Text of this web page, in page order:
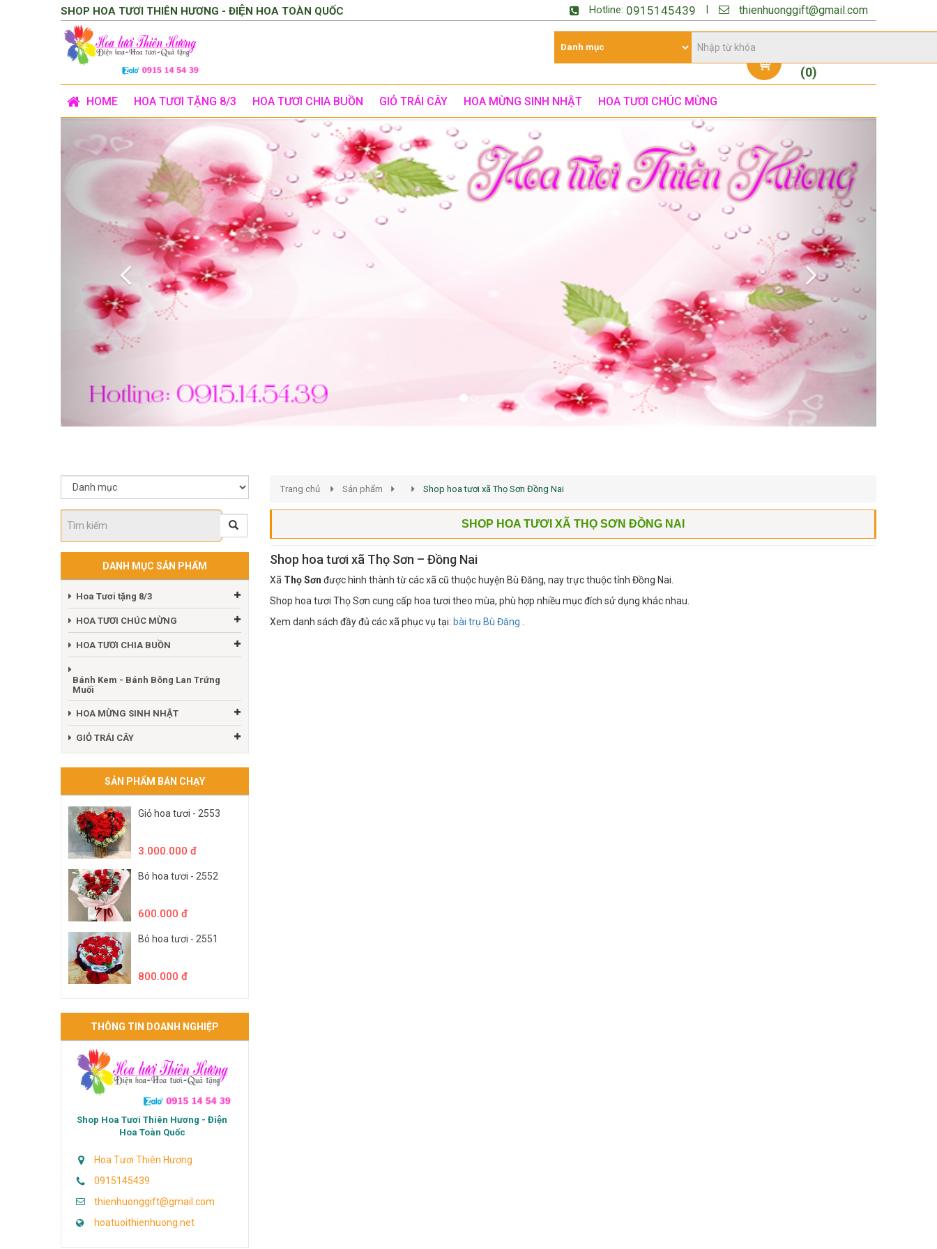
SHOP HOA TƯƠI THIÊN HƯƠNG - ĐIỆN HOA TOÀN QUỐC Hotline: 0915145439 thienhuonggift@gmail.com
(0)
HOME HOA TƯƠI TẶNG 8/3 HOA TƯƠI CHIA BUỒN GIỎ TRÁI CÂY HOA MỪNG SINH NHẬT HOA TƯƠI CHÚC MỪNG
Previous
DANH MỤC SẢN PHẨM
Hoa Tươi tặng 8/3
HOA TƯƠI CHÚC MỪNG
HOA TƯƠI CHIA BUỒN
Bánh Kem - Bánh Bông Lan Trứng
Muối
HOA MỪNG SINH NHẬT
GIỎ TRÁI CÂY
SẢN PHẨM BÁN CHẠY
Giỏ hoa tươi - 2553
3.000.000 đ
Bó hoa tươi - 2552
600.000 đ
Bó hoa tươi - 2551
800.000 đ
THÔNG TIN DOANH NGHIỆP
Shop Hoa Tươi Thiên Hương - Điện
Hoa Toàn Quốc
Hoa Tươi Thiên Hương
0915145439
thienhuonggift@gmail.com
hoatuoithienhuong.net
Trang chủ Sản phẩm Shop hoa tươi xã Thọ Sơn Đồng Nai
SHOP HOA TƯƠI XÃ THỌ SƠN ĐỒNG NAI
Shop hoa tươi xã Thọ Sơn – Đồng Nai
Xã Thọ Sơn được hình thành từ các xã cũ thuộc huyện Bù Đăng, nay trực thuộc tỉnh Đồng Nai.
Shop hoa tươi Thọ Sơn cung cấp hoa tươi theo mùa, phù hợp nhiều mục đích sử dụng khác nhau.
Xem danh sách đầy đủ các xã phục vụ tại: bài trụ Bù Đăng